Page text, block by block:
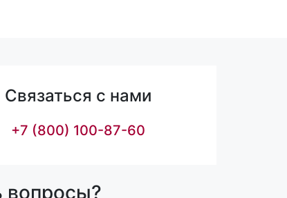
Связаться с нами
+7 (800) 100-87-60
вопросы?